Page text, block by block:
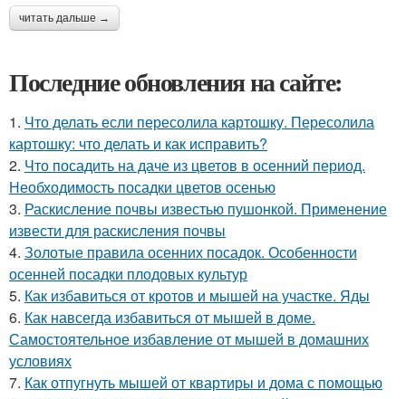
читать дальше →
Последние обновления на сайте:
1. Что делать если пересолила картошку. Пересолила
картошку: что делать и как исправить?
2. Что посадить на даче из цветов в осенний период.
Необходимость посадки цветов осенью
3. Раскисление почвы известью пушонкой. Применение
извести для раскисления почвы
4. Золотые правила осенних посадок. Особенности
осенней посадки плодовых культур
5. Как избавиться от кротов и мышей на участке. Яды
6. Как навсегда избавиться от мышей в доме.
Самостоятельное избавление от мышей в домашних
условиях
7. Как отпугнуть мышей от квартиры и дома с помощью